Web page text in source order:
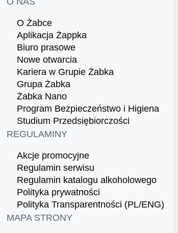
O Żabce
Aplikacja Żappka
Biuro prasowe
Nowe otwarcia
Kariera w Grupie Żabka
Grupa Żabka
Żabka Nano
Program Bezpieczeństwo i Higiena
Studium Przedsiębiorczości
REGULAMINY
Akcje promocyjne
Regulamin serwisu
Regulamin katalogu alkoholowego
Polityka prywatności
Polityka Transparentności (PL/ENG)
MAPA STRONY